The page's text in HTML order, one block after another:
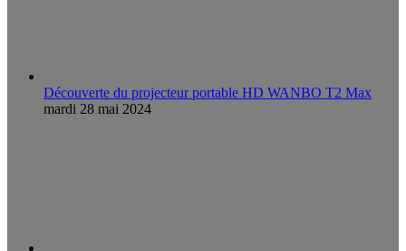
Découverte du projecteur portable HD WANBO T2 Max
mardi 28 mai 2024